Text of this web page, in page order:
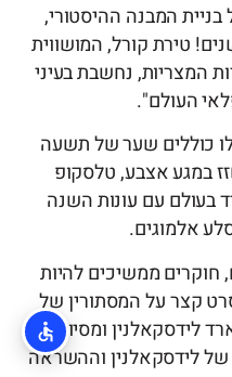
המבנה ההיסטורי,
היא ניצבת גם אחרי 93 שנים! טירת קורל, המושווית
המצריות, נחשבת בעיני
העולם".
כוללים שער של תשעה
במגע אצבע, טלסקופ
בעולם עם עונות השנה
אלמוגים.
חוקרים ממשיכים להיות
קצר על המסתורין של
לידסקאלנין ומסיורים
לידסקאלנין וההשראה